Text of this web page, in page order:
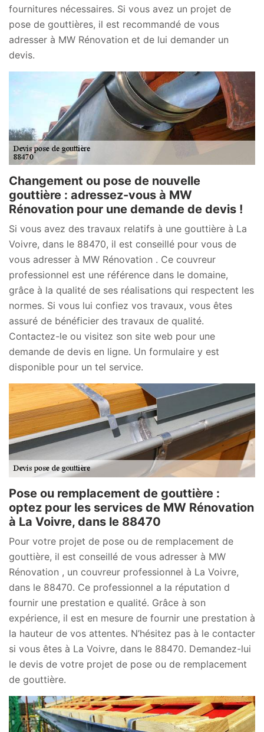
fournitures nécessaires. Si vous avez un projet de
pose de gouttières, il est recommandé de vous
adresser à MW Rénovation et de lui demander un
devis.
Changement ou pose de nouvelle
gouttière : adressez-vous à MW
Rénovation pour une demande de devis !
Si vous avez des travaux relatifs à une gouttière à La
Voivre, dans le 88470, il est conseillé pour vous de
vous adresser à MW Rénovation . Ce couvreur
professionnel est une référence dans le domaine,
grâce à la qualité de ses réalisations qui respectent les
normes. Si vous lui confiez vos travaux, vous êtes
assuré de bénéficier des travaux de qualité.
Contactez-le ou visitez son site web pour une
demande de devis en ligne. Un formulaire y est
disponible pour un tel service.
Pose ou remplacement de gouttière :
optez pour les services de MW Rénovation
à La Voivre, dans le 88470
Pour votre projet de pose ou de remplacement de
gouttière, il est conseillé de vous adresser à MW
Rénovation , un couvreur professionnel à La Voivre,
dans le 88470. Ce professionnel a la réputation d
fournir une prestation e qualité. Grâce à son
expérience, il est en mesure de fournir une prestation à
la hauteur de vos attentes. N’hésitez pas à le contacter
si vous êtes à La Voivre, dans le 88470. Demandez-lui
le devis de votre projet de pose ou de remplacement
de gouttière.